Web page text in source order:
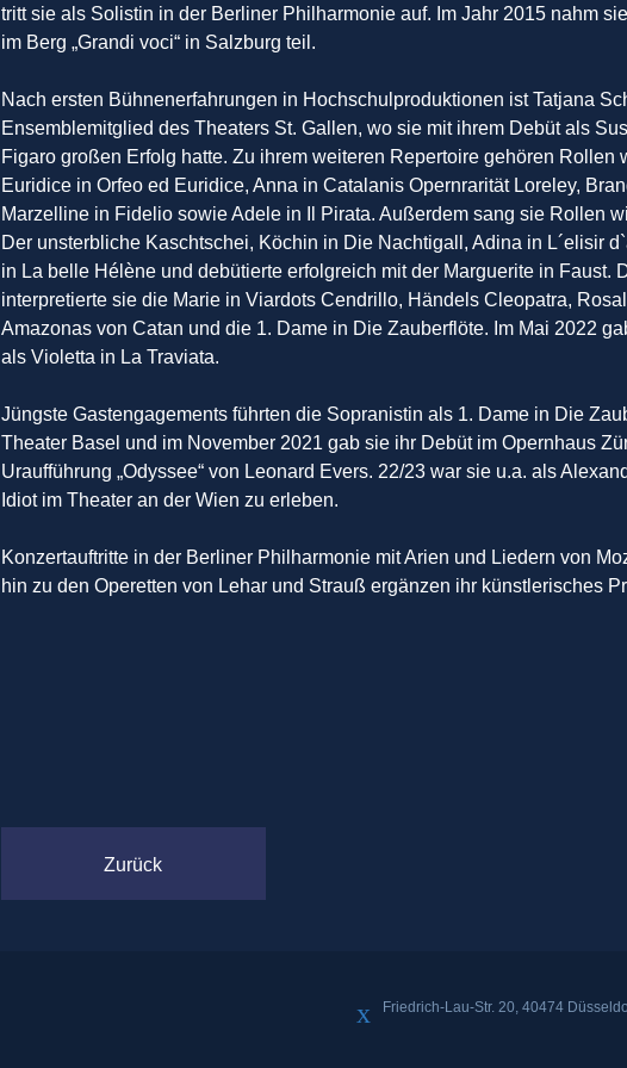
tritt sie als Solistin in der Berliner Philharmonie auf. Im Jahr 2015 nahm
im Berg „Grandi voci“ in Salzburg teil.
Nach ersten Bühnenerfahrungen in Hochschulproduktionen ist Tatjana
Ensemblemitglied des Theaters St. Gallen, wo sie mit ihrem Debüt als
Figaro großen Erfolg hatte. Zu ihrem weiteren Repertoire gehören Rollen
Euridice in Orfeo ed Euridice, Anna in Catalanis Opernrarität Loreley,
Marzelline in Fidelio sowie Adele in Il Pirata. Außerdem sang sie Rollen
Der unsterbliche Kaschtschei, Köchin in Die Nachtigall, Adina in L´elisir
in La belle Hélène und debütierte erfolgreich mit der Marguerite in Faust.
interpretierte sie die Marie in Viardots Cendrillo, Händels Cleopatra,
Amazonas von Catan und die 1. Dame in Die Zauberflöte. Im Mai 2022
als Violetta in La Traviata.
Jüngste Gastengagements führten die Sopranistin als 1. Dame in Die
Theater Basel und im November 2021 gab sie ihr Debüt im Opernhaus
Uraufführung „Odyssee“ von Leonard Evers. 22/23 war sie u.a. als
Idiot im Theater an der Wien zu erleben.
Konzertauftritte in der Berliner Philharmonie mit Arien und Liedern von
hin zu den Operetten von Lehar und Strauß ergänzen ihr künstlerisches
Zurück
Friedrich-Lau-Str. 20, 40474